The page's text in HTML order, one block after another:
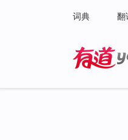
词典 翻